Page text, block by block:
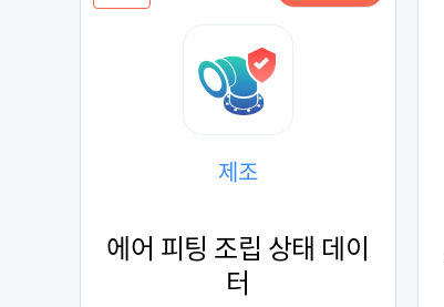
제조
에어 피팅 조립 상태 데이
터